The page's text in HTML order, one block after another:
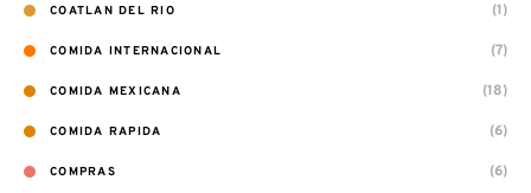
COATLAN DEL RIO (1)
COMIDA INTERNACIONAL (7)
COMIDA MEXICANA (18)
COMIDA RAPIDA (6)
COMPRAS (6)